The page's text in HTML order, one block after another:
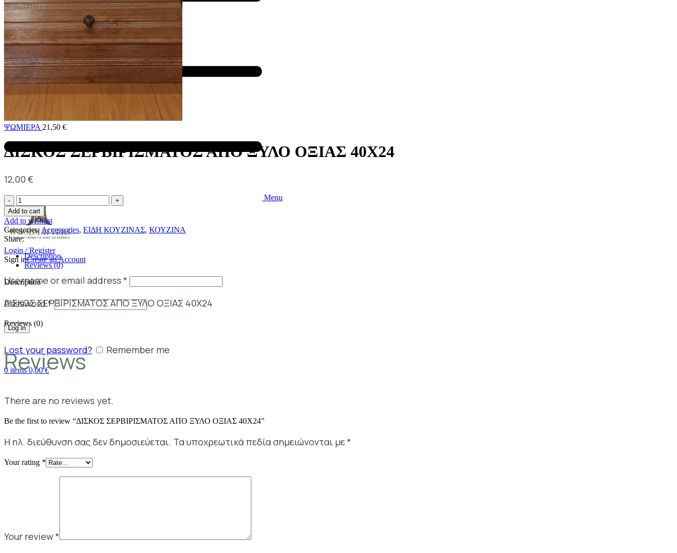
Menu
Login / Register
Sign inCreate an Account
Username or email address *
Password*
Log in
Lost your password? Remember me
0 items 0,00€
ΨΩΜΙΕΡΑ 21,50 €
ΔΙΣΚΟΣ ΣΕΡΒΙΡΙΣΜΑΤΟΣ ΑΠΟ ΞΥΛΟ ΟΞΙΑΣ 40Χ24
12,00 €
Add to cart
Add to wishlist
Categories: Accessories, ΕΙΔΗ ΚΟΥΖΙΝΑΣ, ΚΟΥΖΙΝΑ
Share:
Description
Reviews (0)
Description
ΔΙΣΚΟΣ ΣΕΡΒΙΡΙΣΜΑΤΟΣ ΑΠΟ ΞΥΛΟ ΟΞΙΑΣ 40Χ24
Reviews (0)
Reviews
There are no reviews yet.
Be the first to review “ΔΙΣΚΟΣ ΣΕΡΒΙΡΙΣΜΑΤΟΣ ΑΠΟ ΞΥΛΟ ΟΞΙΑΣ 40Χ24”
Η ηλ. διεύθυνση σας δεν δημοσιεύεται. Τα υποχρεωτικά πεδία σημειώνονται με*
Your rating *
Your review*